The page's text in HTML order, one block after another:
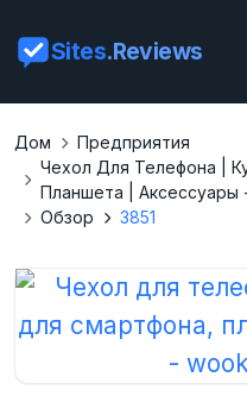
Sites.Reviews
Дом
Предприятия
Чехол Для Телефона |
Планшета | Аксессуары
Обзор
3851